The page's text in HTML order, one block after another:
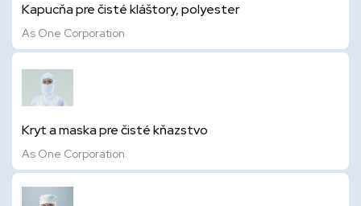
Kapucňa pre čisté kláštory, polyester
As One Corporation
Kryt a maska pre čisté kňazstvo
As One Corporation